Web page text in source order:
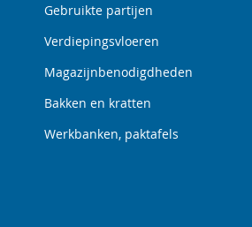
Gebruikte partijen
Verdiepingsvloeren
Magazijnbenodigdheden
Bakken en kratten
Werkbanken, paktafels